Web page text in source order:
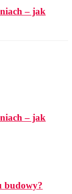
– jak
– jak
budowy?